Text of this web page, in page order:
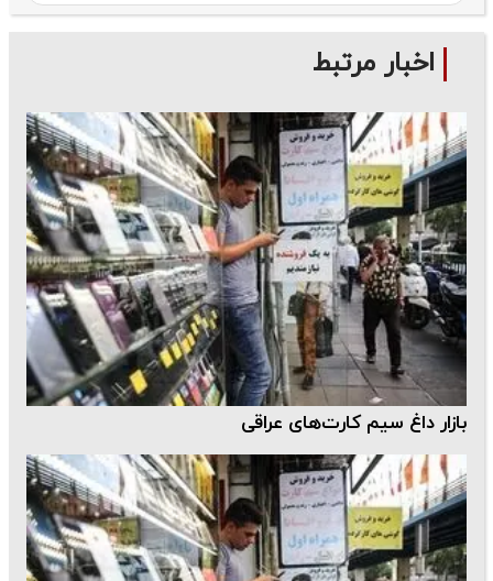
اخبار مرتبط
بازار داغ سیم کارت‌های عراقی